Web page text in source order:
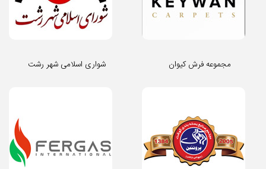
شواری اسلامی شهر رشت مجموعه فرش کیوان